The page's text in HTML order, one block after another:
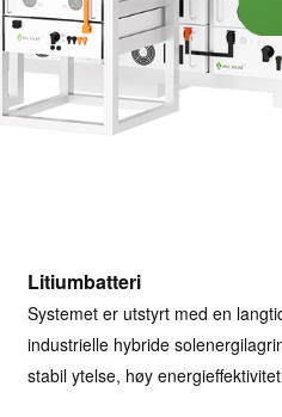
Litiumbatteri
Systemet er utstyrt med en
industrielle hybride
stabil ytelse, høy